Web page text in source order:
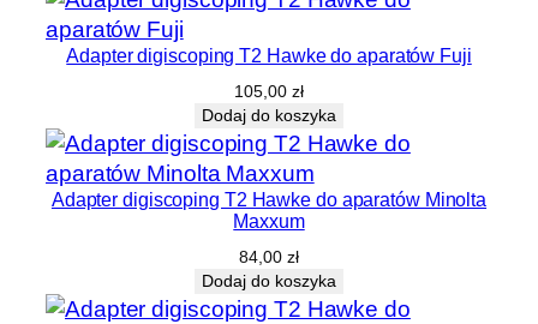
Adapter digiscoping T2 Hawke do aparatów Fuji
105,00 zł
Dodaj do koszyka
Adapter digiscoping T2 Hawke do aparatów Minolta
Maxxum
84,00 zł
Dodaj do koszyka